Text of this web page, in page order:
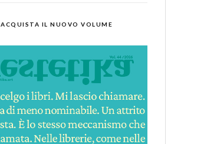
ACQUISTA IL NUOVO VOLUME